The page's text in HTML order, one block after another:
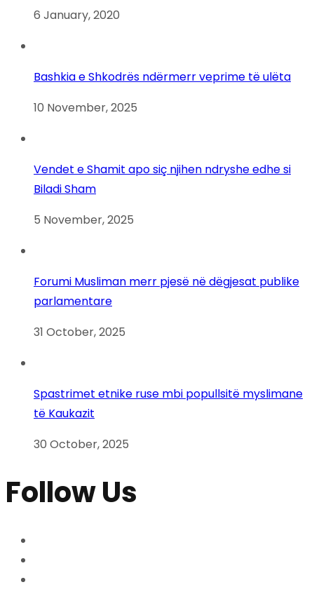
6 January, 2020
Bashkia e Shkodrës ndërmerr veprime të ulëta
10 November, 2025
Vendet e Shamit apo siç njihen ndryshe edhe si
Biladi Sham
5 November, 2025
Forumi Musliman merr pjesë në dëgjesat publike
parlamentare
31 October, 2025
Spastrimet etnike ruse mbi popullsitë myslimane
të Kaukazit
30 October, 2025
Follow Us